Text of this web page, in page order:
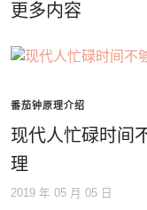
更多内容
番茄钟原理介绍
现代人忙碌时间
理
2019 年 05 月 05 日